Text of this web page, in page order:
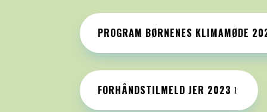
PROGRAM BØRNENES KLIMAMØDE
FORHÅNDSTILMELD JER 2023